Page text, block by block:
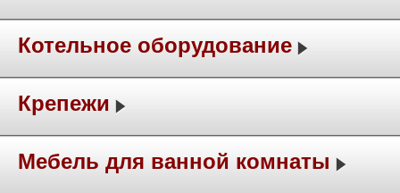
Котельное оборудование
Крепежи
Мебель для ванной комнаты